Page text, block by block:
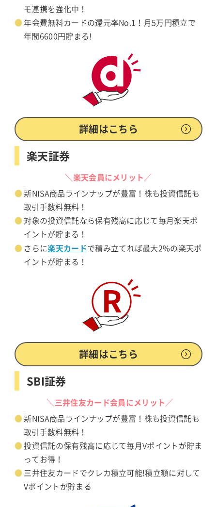
モ連携を強化中！
年会費無料カードの還元率No.1！月5万円積立で
年間6600円貯まる!
詳細はこちら
楽天証券
＼楽天会員にメリット／
新NISA商品ラインナップが豊富！株も投資信託も
取引手数料無料！
対象の投資信託なら保有残高に応じて毎月楽天ポ
イントが貯まる！
さらに楽天カードで積み立てれば最大2%の楽天ポ
イントが貯まる！
詳細はこちら
SBI証券
＼三井住友カード会員にメリット／
新NISA商品ラインナップが豊富！株も投資信託も
取引手数料無料！
投資信託の保有残高に応じて毎月Vポイントが貯ま
ってお得！
三井住友カードでクレカ積立可能!積立額に対して
Vポイントが貯まる